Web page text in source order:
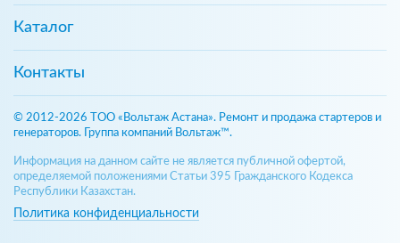
Каталог
Контакты
© 2012-2026 ТОО «Вольтаж Астана». Ремонт и продажа стартеров и
генераторов. Группа компаний Вольтаж™.
Информация на данном сайте не является публичной офертой,
определяемой положениями Статьи 395 Гражданского Кодекса
Республики Казахстан.
Политика конфиденциальности